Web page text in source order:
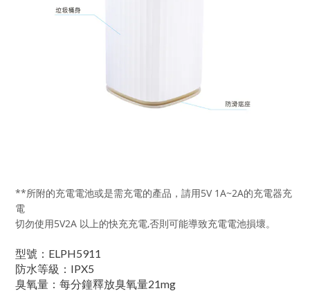
**所附的充電電池或是需充電的產品，請用5V 1A~2A的充電器充
電
切勿使用5V2A 以上的快充充電,否則可能導致充電電池損壞。
型號：ELPH5911
防水等級：IPX5
臭氧量：每分鐘釋放臭氧量21mg